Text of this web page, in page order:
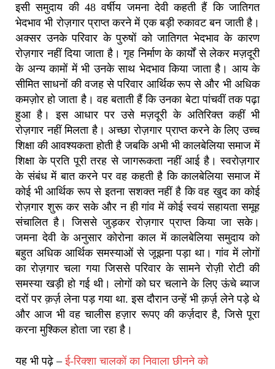
इसी समुदाय की 48 वर्षीय जमना देवी कहती हैं कि जातिगत
भेदभाव भी रोज़गार प्राप्त करने में एक बड़ी रुकावट बन जाती है।
अक्सर उनके परिवार के पुरुषों को जातिगत भेदभाव के कारण
रोज़गार नहीं दिया जाता है। गृह निर्माण के कार्यों से लेकर मज़दूरी
के अन्य कामों में भी उनके साथ भेदभाव किया जाता है। आय के
सीमित साधनों की वजह से परिवार आर्थिक रूप से और भी अधिक
कमज़ोर हो जाता है। वह बताती हैं कि उनका बेटा पांचवीं तक पढ़ा
हुआ है। इस आधार पर उसे मज़दूरी के अतिरिक्त कहीं भी
रोज़गार नहीं मिलता है। अच्छा रोज़गार प्राप्त करने के लिए उच्च
शिक्षा की आवश्यकता होती है जबकि अभी भी कालबेलिया समाज में
शिक्षा के प्रति पूरी तरह से जागरूकता नहीं आई है। स्वरोज़गार
के संबंध में बात करने पर वह कहती है कि कालबेलिया समाज में
कोई भी आर्थिक रूप से इतना सशक्त नहीं है कि वह खुद का कोई
रोज़गार शुरू कर सके और न ही गांव में कोई स्वयं सहायता समूह
संचालित है। जिससे जुड़कर रोज़गार प्राप्त किया जा सके।
जमना देवी के अनुसार कोरोना काल में कालबेलिया समुदाय को
बहुत अधिक आर्थिक समस्याओं से जूझना पड़ा था। गांव में लोगों
का रोज़गार चला गया जिससे परिवार के सामने रोज़ी रोटी की
समस्या खड़ी हो गई थी। लोगों को घर चलाने के लिए ऊंचे ब्याज
दरों पर क़र्ज़ लेना पड़ गया था. इस दौरान उन्हें भी क़र्ज़ लेने पड़े थे
और आज भी वह चालीस हज़ार रूपए की कर्ज़दार है, जिसे पूरा
करना मुश्किल होता जा रहा है।
यह भी पढ़े –ई-रिक्शा चालकों का निवाला छीनने को